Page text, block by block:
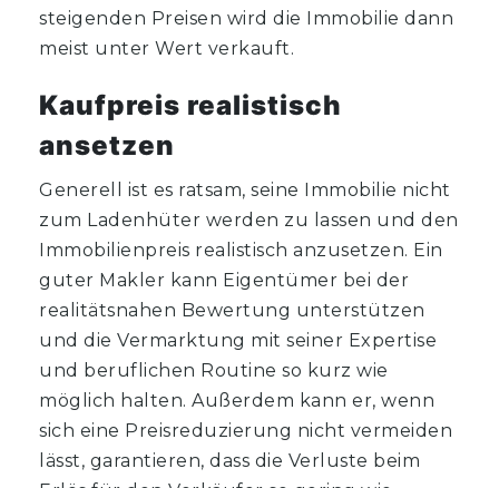
steigenden Preisen wird die Immobilie dann
meist unter Wert verkauft.
Kaufpreis realistisch
ansetzen
Generell ist es ratsam, seine Immobilie nicht
zum Ladenhüter werden zu lassen und den
Immobilienpreis realistisch anzusetzen. Ein
guter Makler kann Eigentümer bei der
realitätsnahen Bewertung unterstützen
und die Vermarktung mit seiner Expertise
und beruflichen Routine so kurz wie
möglich halten. Außerdem kann er, wenn
sich eine Preisreduzierung nicht vermeiden
lässt, garantieren, dass die Verluste beim